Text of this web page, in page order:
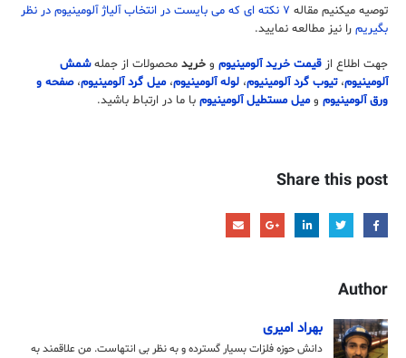
توصیه میکنیم مقاله
۷ نکته ای که می بایست در انتخاب آلیاژ آلومینیوم در نظر
بگیریم را نیز مطالعه نمایید.
جهت اطلاع از قیمت خرید آلومینیوم و خرید محصولات از جملهشمش
آلومینیوم،تیوب گرد آلومینیوم، لوله آلومینیوم،میل گرد آلومینیوم،صفحه و
ورق آلومینیوم ومیل مستطیل آلومینیوم با ما در ارتباط باشید.
Share this post
Author
بهراد امیری
دانش حوزه فلزات بسیار گسترده و به نظر بی انتهاست. من علاقمند به